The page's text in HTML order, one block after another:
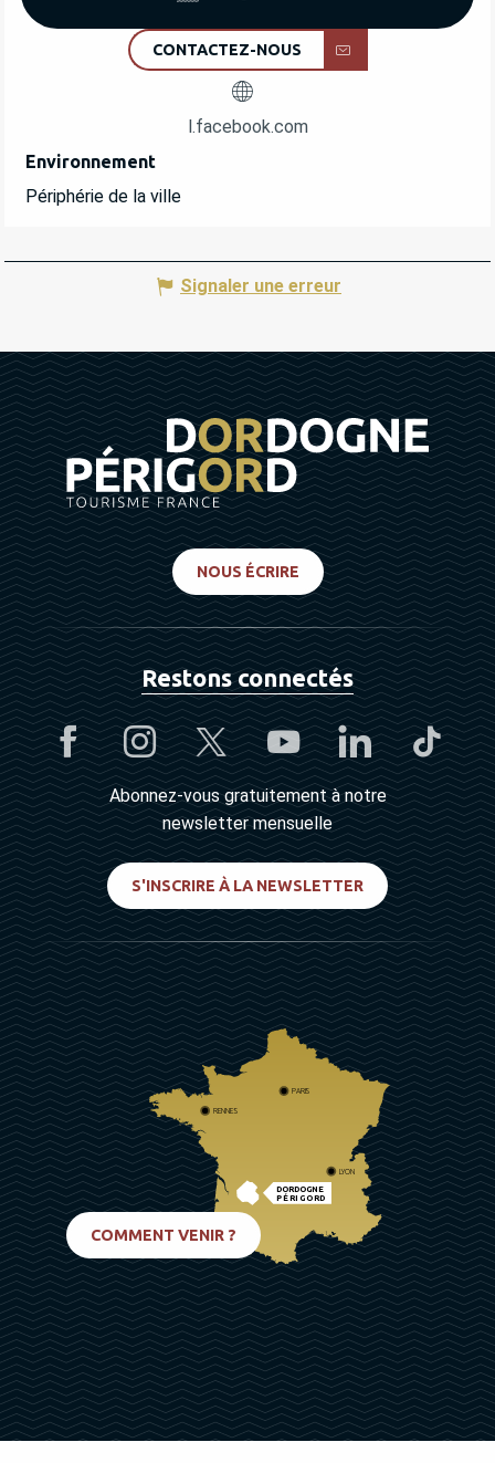
CONTACTEZ-NOUS
l.facebook.com
Environnement
Environnement
Périphérie de la ville
Signaler une erreur
NOUS ÉCRIRE
Restons connectés
Abonnez-vous gratuitement à notre
newsletter mensuelle
S'INSCRIRE À LA NEWSLETTER
DORDOGNE
PÉRIGORD
PARIS
RENNES
LYON
COMMENT VENIR ?